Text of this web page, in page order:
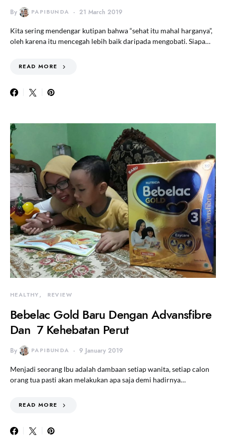
By PAPIBUNDA 21 March 2019
Kita sering mendengar kutipan bahwa “sehat itu mahal harganya”,
oleh karena itu mencegah lebih baik daripada mengobati. Siapa…
READ MORE
HEALTHY REVIEW
Bebelac Gold Baru Dengan Advansfibre
Dan 7 Kehebatan Perut
By PAPIBUNDA 9 January 2019
Menjadi seorang Ibu adalah dambaan setiap wanita, setiap calon
orang tua pasti akan melakukan apa saja demi hadirnya…
READ MORE